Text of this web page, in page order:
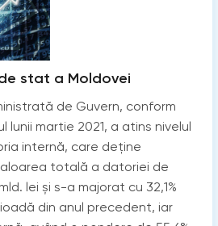
stat a Moldovei
de Guvern, conform
lunii martie 2021, a atins nivelul
internă, care deține
totală a datoriei de
lei și s-a majorat cu 32,1%
din anul precedent, iar